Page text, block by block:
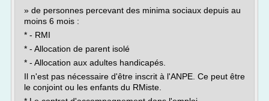
» de personnes percevant des minima sociaux depuis au
moins 6 mois :
* - RMI
* - Allocation de parent isolé
* - Allocation aux adultes handicapés.
Il n'est pas nécessaire d'être inscrit à l'ANPE. Ce peut être
le conjoint ou les enfants du RMiste.